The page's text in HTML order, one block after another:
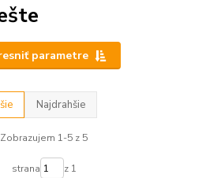
parametre
Najdrahšie
Zobrazujem 1-5 z 5
strana z 1